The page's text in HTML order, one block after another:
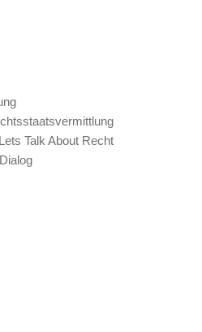
Talk About Recht